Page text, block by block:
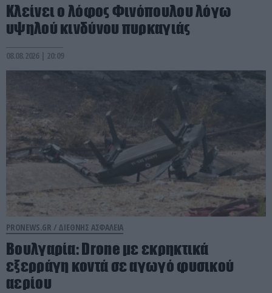
Κλείνει ο λόφος Φινόπουλου λόγω
υψηλού κινδύνου πυρκαγιάς
08.08.2026 | 20:09
PRONEWS.GR / ΔΙΕΘΝΗΣ ΑΣΦΑΛΕΙΑ
Βουλγαρία: Drone με εκρηκτικά
εξερράγη κοντά σε αγωγό φυσικού
αερίου